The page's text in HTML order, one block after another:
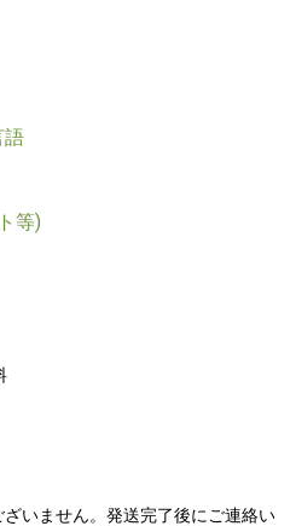
語
等)
いません。発送完了後にご連絡い